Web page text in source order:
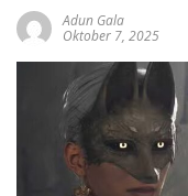
Adun Gala
Oktober 7, 2025